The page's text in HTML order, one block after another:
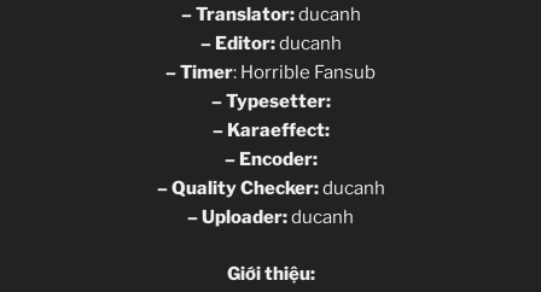
– Translator:ducanh
– Editor:ducanh
– Timer: Horrible Fansub
– Typesetter:
– Karaeffect:
– Encoder:
– Quality Checker:ducanh
– Uploader:ducanh
Giới thiệu: